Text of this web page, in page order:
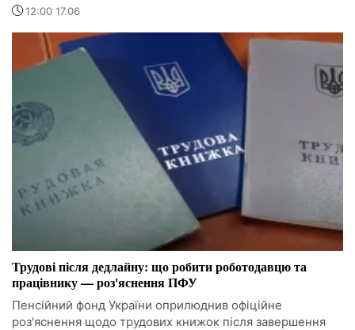
12:00 17.06
Трудові після дедлайну: що робити роботодавцю та
працівнику — роз'яснення ПФУ
Пенсійний фонд України оприлюднив офіційне
роз'яснення щодо трудових книжок після завершення